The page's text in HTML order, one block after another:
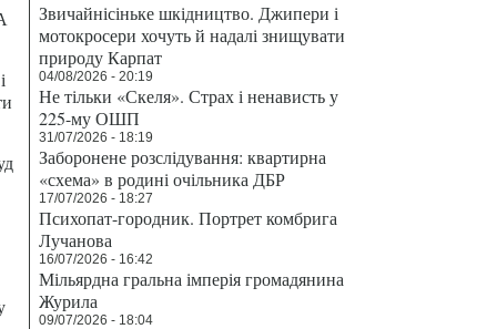
Звичайнісіньке шкідництво. Джипери і
мотокросери хочуть й надалі знищувати
природу Карпат
04/08/2026 - 20:19
Не тільки «Скеля». Страх і ненависть у
225-му ОШП
31/07/2026 - 18:19
Заборонене розслідування: квартирна
«схема» в родині очільника ДБР
17/07/2026 - 18:27
Психопат-городник. Портрет комбрига
Лучанова
16/07/2026 - 16:42
Мільярдна гральна імперія громадянина
Журила
09/07/2026 - 18:04